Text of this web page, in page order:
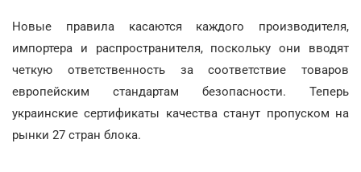
Новые правила касаются каждого производителя,
импортера и распространителя, поскольку они вводят
четкую ответственность за соответствие товаров
европейским стандартам безопасности. Теперь
украинские сертификаты качества станут пропуском на
рынки 27 стран блока.